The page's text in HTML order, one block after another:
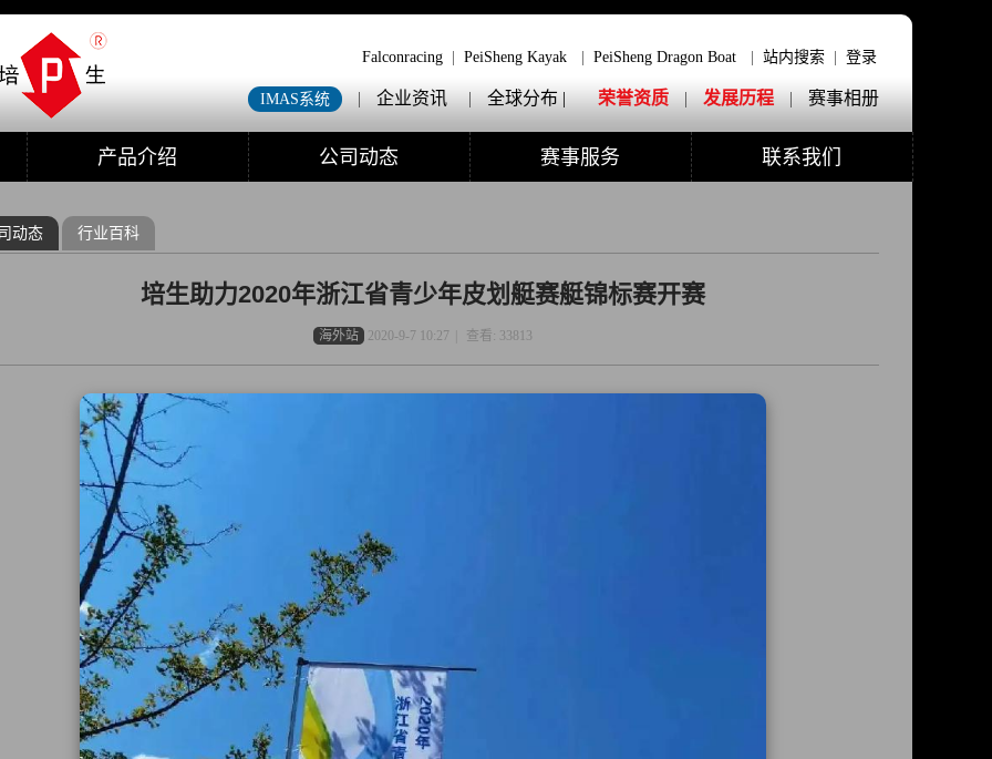
Falconracing PeiSheng Kayak PeiSheng Dragon Boat 站内搜索 登录
IMAS系统 | 企业资讯 | 全球分布 | 荣誉资质 | 发展历程 | 赛事相册
产品介绍 公司动态 赛事服务 联系我们
动态 行业百科
培生助力2020年浙江省青少年皮划艇赛艇锦标赛开赛
海外站 2020-9-7 10:27 查看: 33813